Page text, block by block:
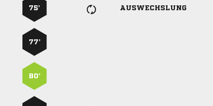
75’ AUSWECHSLUNG
77’
80’